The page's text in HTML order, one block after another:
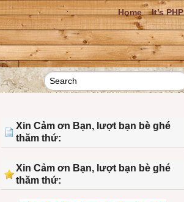
Home It’s PHP
Xin Cảm ơn Bạn, lượt bạn bè ghé
thăm thứ:
Xin Cảm ơn Bạn, lượt bạn bè ghé
thăm thứ: